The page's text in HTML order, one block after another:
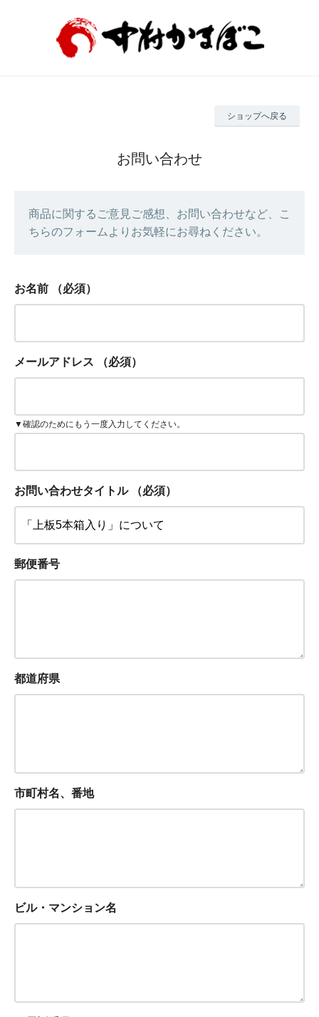
ショップへ戻る
お問い合わせ
商品に関するご意見ご感想、お問い合わせなど、こ
ちらのフォームよりお気軽にお尋ねください。
お名前 （必須）
メールアドレス （必須）
▼確認のためにもう一度入力してください。
お問い合わせタイトル （必須）
郵便番号
都道府県
市町村名、番地
ビル・マンション名